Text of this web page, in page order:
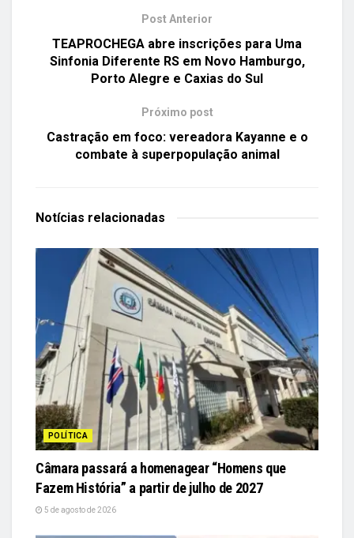
Post Anterior
TEAPROCHEGA abre inscrições para Uma
Sinfonia Diferente RS em Novo Hamburgo,
Porto Alegre e Caxias do Sul
Próximo post
Castração em foco: vereadora Kayanne e o
combate à superpopulação animal
Notícias relacionadas
POLÍTICA
Câmara passará a homenagear “Homens que
Fazem História” a partir de julho de 2027
5 de agosto de 2026